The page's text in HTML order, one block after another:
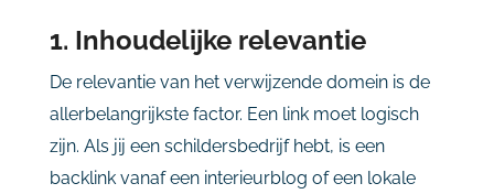
1. Inhoudelijke relevantie
De relevantie van het verwijzende domein is de
allerbelangrijkste factor. Een link moet logisch
zijn. Als jij een schildersbedrijf hebt, is een
backlink vanaf een interieurblog of een lokale